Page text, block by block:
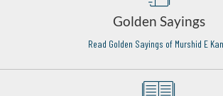
Golden Sayings
Read Golden Sayings of Murshid E